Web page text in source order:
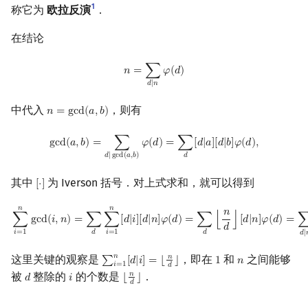
称它为 欧拉反演1 ．
在结论
𝑛 = ∑
𝑑|𝑛
𝜑(𝑑)
n =∑ d|n φ(d)
中代入 𝑛 = gcd(𝑎,𝑏)
n =gcd(a,b) ，则有
gcd(𝑎,𝑏) = ∑
𝑑|gcd(𝑎,𝑏)
𝜑(𝑑) = ∑
𝑑
[𝑑|𝑎][𝑑|𝑏]𝜑(𝑑),
gcd(a, b)= ∑d gcd( b)φ(d)= ∑d[d|a][d|b]φ(d
其中 [⋅]
⋅ 为 Iverson 括号．对上式求和，就可以得到
𝑛
∑
𝑖=1
gcd(𝑖,𝑛) = ∑
𝑑
𝑛
∑
𝑖=1
[𝑑|𝑖][𝑑|𝑛]𝜑(𝑑) = ∑
𝑑
𝑛
𝑑
[𝑑|𝑛]𝜑(𝑑) =
𝑑|
∑i=1 gcd n d∑i=1n[d | ][ | n] ( d d⌊n d [d | n φ (d = ∑ ⌊n
这里关键的观察是 ∑𝑛
𝑖=1[𝑑|𝑖] = ⌊ 𝑛
𝑑 ⌋
∑i=1n [d |i =⌊ nd⌋ ，即在 1
1 和 𝑛
n 之间能够
被 𝑑
d整除的𝑖
i 的个数是 ⌊ 𝑛
𝑑 ⌋
⌊nd⌋ ．